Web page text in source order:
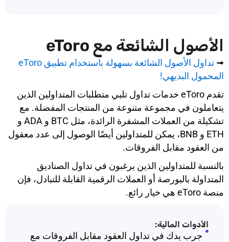
الأصول الشائعة مع eToro
➟
تداول الأصول الشائعة بسهولة باستخدام تطبيق eToro
المحمول البديهي!
تقدم eToro خدمات تداول تلبي متطلبات المتداولين الذين
يتعاملون في مجموعة متنوعة من المنتجات المفضلة. مع
تشكيلة من العملات المشفرة الرائدة، مثل BTC و ADA و
ETH و BNB، يمكن للمتداولين أيضًا الوصول إلى عدد معقول
من العقود مقابل الفروقات.
بالنسبة للمتداولين الذين يرغبون في تداول الصناديق
المتداولة بالبورصة أو العملات الرقمية القابلة للتبادل، فإن
منصة eToro هي خيار رائع.
الأدوات المالية:
جرب يدك في تداول العقود مقابل الفروقات مع